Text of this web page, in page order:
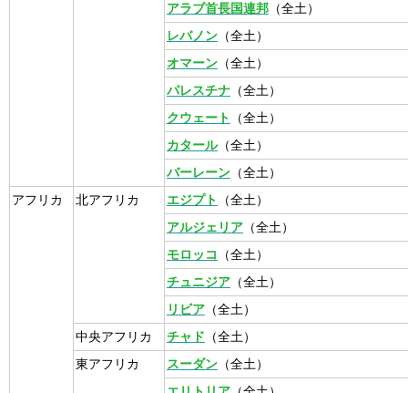
アラブ首長国連邦 （全土）
レバノン （全土）
オマーン （全土）
パレスチナ （全土）
クウェート
（全土）
カタール（全土）
バーレーン （全土）
アフリカ
北アフリカ エジプト
（全土）
アルジェリア （全土）
モロッコ
（全土）
チュニジア （全土）
リビア （全土）
中央アフリカ
チャド （全土）
東アフリカ
スーダン （全土）